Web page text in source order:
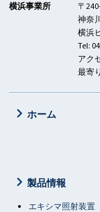
横浜事業所
〒
神奈
横浜
Tel:
アク
最寄
ホーム
製品情報
エキシマ照射装置